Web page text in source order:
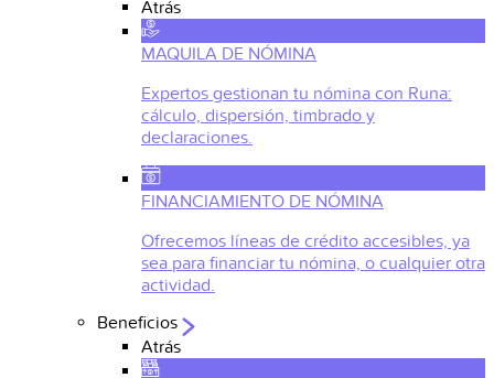
Atrás
MAQUILA DE NÓMINA
Expertos gestionan tu nómina con Runa:
cálculo, dispersión, timbrado y
declaraciones.
FINANCIAMIENTO DE NÓMINA
Ofrecemos líneas de crédito accesibles, ya
sea para financiar tu nómina, o cualquier otra
actividad.
Beneficios
Atrás